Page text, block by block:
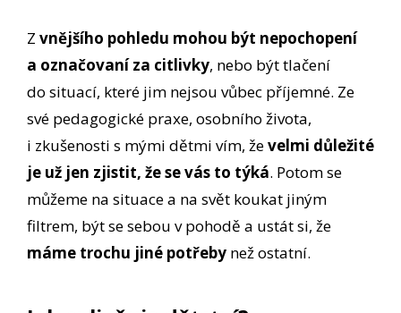
Z vnějšího pohledu mohou být nepochopení
a označovaní za citlivky, nebo být tlačení
do situací, které jim nejsou vůbec příjemné. Ze
své pedagogické praxe, osobního života,
i zkušenosti s mými dětmi vím, ževelmi důležité
je už jen zjistit, že se vás to týká. Potom se
můžeme na situace a na svět koukat jiným
filtrem, být se sebou v pohodě a ustát si, že
máme trochu jiné potřeby než ostatní.